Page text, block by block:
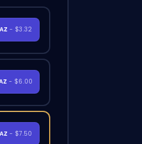
- $3.32
- $6.00
- $7.50